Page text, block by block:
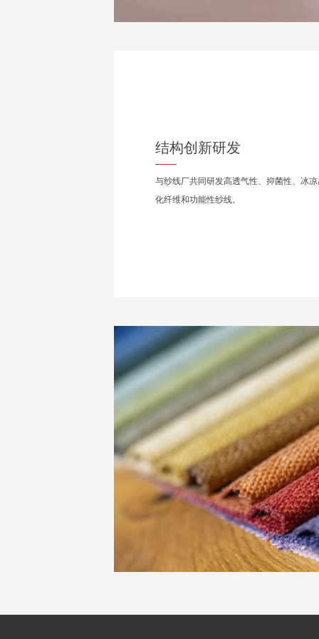
结构创新研发
与纱线厂共同研发高透气性、抑菌性、冰
化纤维和功能性纱线。